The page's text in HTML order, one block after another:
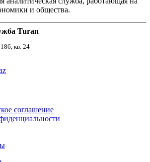
и общества.
Turan
кв. 24
соглашение